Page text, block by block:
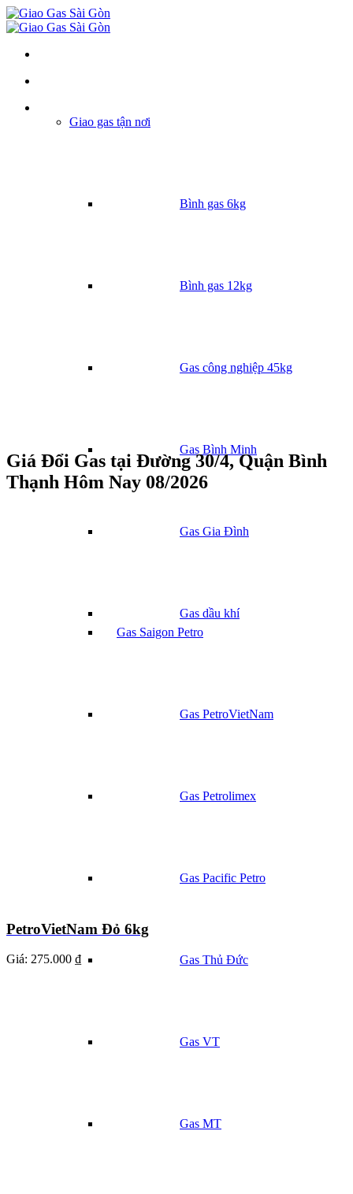
Giao gas tận nơi
Bình gas 6kg
Bình gas 12kg
Gas công nghiệp 45kg
Gas Bình Minh
Gas Gia Đình
Gas dầu khí
Gas Saigon Petro
Gas PetroVietNam
Gas Petrolimex
Gas Pacific Petro
Gas Thủ Đức
Gas VT
Gas MT
Giá Đổi Gas tại Đường 30/4, Quận Bình
Thạnh Hôm Nay 08/2026
PetroVietNam Đỏ 6kg
Giá: 275.000 ₫